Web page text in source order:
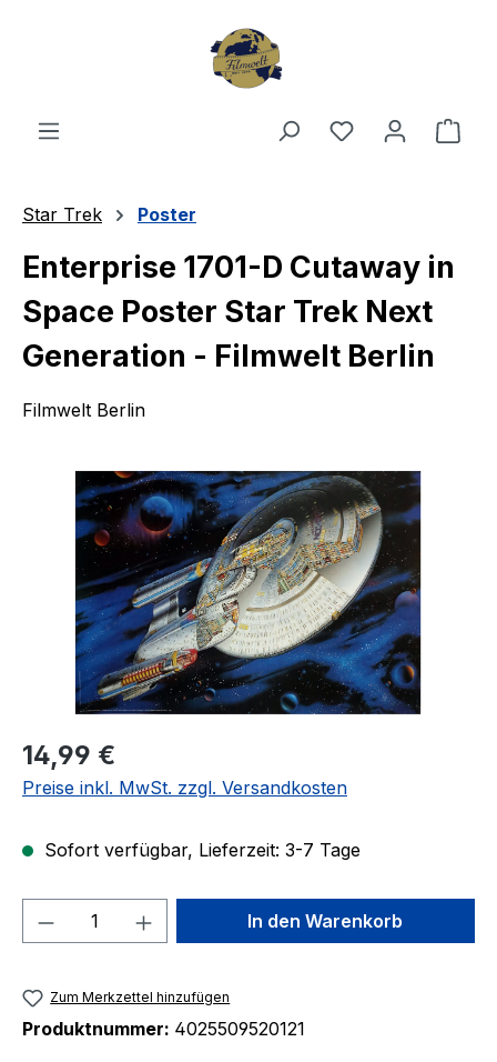
Du hast 0
Star Trek Poster
Enterprise 1701-D Cutaway in
Space Poster Star Trek Next
Generation - Filmwelt Berlin
Filmwelt Berlin
Regulärer Preis:
14,99 €
Preise inkl. MwSt. zzgl. Versandkosten
Sofort verfügbar, Lieferzeit: 3-7 Tage
Produkt Anzahl: Gib denIn den Warenkorb
Zum Merkzettel hinzufügen
Produktnummer: 4025509520121